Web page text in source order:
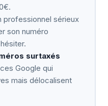
professionnel sérieux
son numéro
surtaxés
Google qui
mais délocalisent